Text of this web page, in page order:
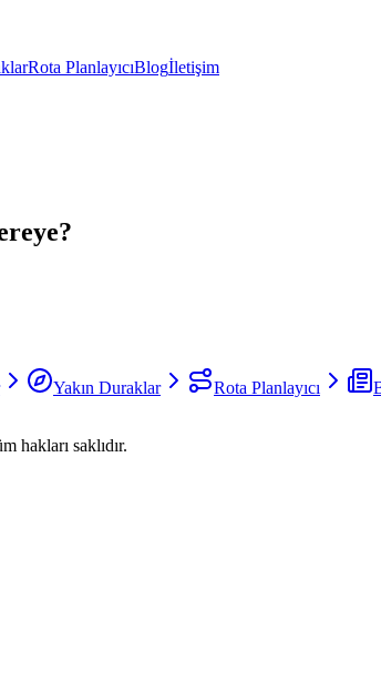
Rota PlanlayıcıBlogİletişim
Yakın Duraklar Rota Planlayıcı
hakları saklıdır.